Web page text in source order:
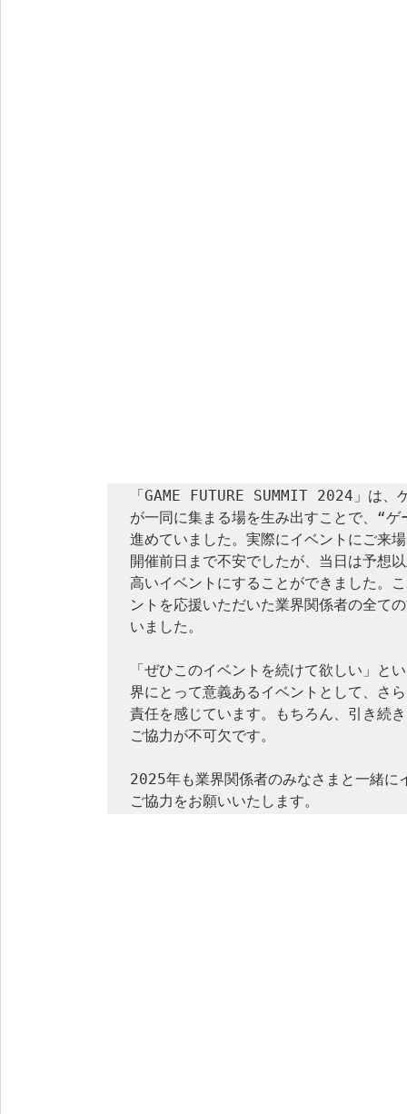
「GAME FUTURE SUMMIT 2024」は
が一同に集まる場を生み出すことで、“
進めていました。実際にイベントにご来
開催前日まで不安でしたが、当日は予想
高いイベントにすることができました。
ントを応援いただいた業界関係者の全て
いました。
「ぜひこのイベントを続けて欲しい」と
界にとって意義あるイベントとして、さ
責任を感じています。もちろん、引き続
ご協力が不可欠です。
2025年も業界関係者のみなさまと一緒に
ご協力をお願いいたします。